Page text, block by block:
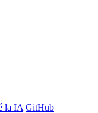
la IA GitHub